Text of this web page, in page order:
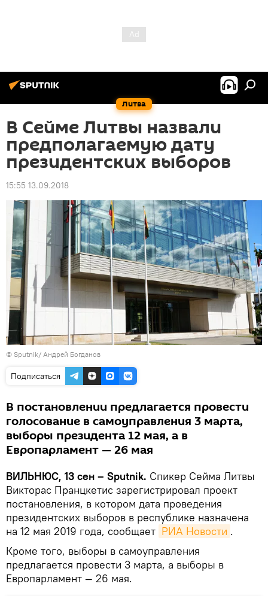
Литва
В Сейме Литвы назвали
предполагаемую дату
президентских выборов
15:55 13.09.2018
© Sputnik/ Андрей Богданов
Подписаться
В постановлении предлагается провести
голосование в самоуправления 3 марта,
выборы президента 12 мая, а в
Европарламент — 26 мая
ВИЛЬНЮС, 13 сен – Sputnik. Спикер Сейма Литвы
Викторас Пранцкетис зарегистрировал проект
постановления, в котором дата проведения
президентских выборов в республике назначена
на 12 мая 2019 года, сообщает РИА Новости .
Кроме того, выборы в самоуправления
предлагается провести 3 марта, а выборы в
Европарламент — 26 мая.